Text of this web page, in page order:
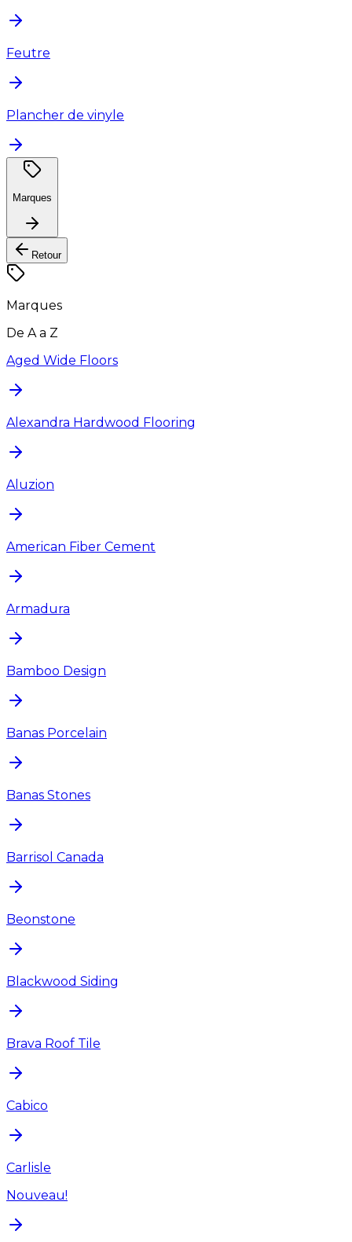
Feutre
Plancher de vinyle
Marques
Retour
Marques
De A a Z
Aged Wide Floors
Alexandra Hardwood Flooring
Aluzion
American Fiber Cement
Armadura
Bamboo Design
Banas Porcelain
Banas Stones
Barrisol Canada
Beonstone
Blackwood Siding
Brava Roof Tile
Cabico
Carlisle
Nouveau!